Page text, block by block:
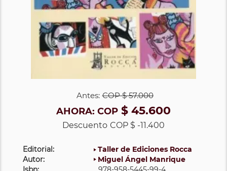
Antes: COP$ 57.000
AHORA: COP $ 45.600
Descuento COP $ -11.400
Editorial:
Taller de Ediciones Rocca
Autor:
Miguel Ángel Manrique